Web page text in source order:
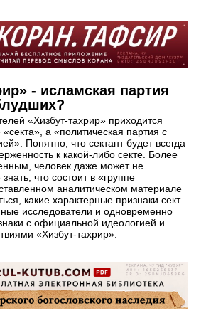
- исламская партия
«Хизбут-тахрир» приходится
а «политическая партия с
Понятно, что сектант будет всегда
к какой-либо секте. Более
человек даже может не
что состоит в «группе
аналитическом материале
какие характерные признаки сект
исследователи и одновременно
с официальной идеологией и
«Хизбут-тахрир».